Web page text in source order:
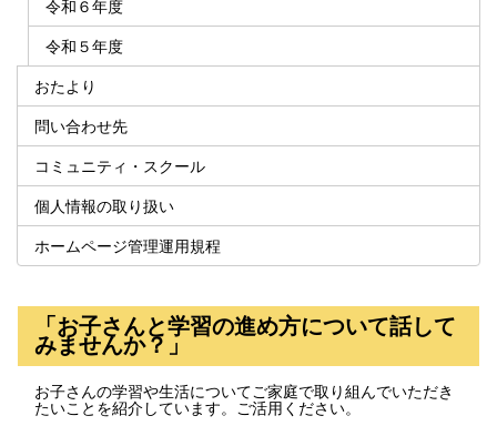
令和６年度
令和５年度
おたより
問い合わせ先
コミュニティ・スクール
個人情報の取り扱い
ホームページ管理運用規程
「お子さんと学習の進め方について話して
みませんか？」
お子さんの学習や生活についてご家庭で取り組んでいただき
たいことを紹介しています。ご活用ください。